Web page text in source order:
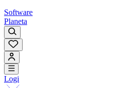
Software
Planeta
Logi